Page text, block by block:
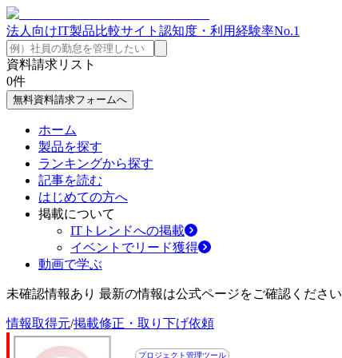
法人向けIT製品比較サイト 認知度・利用経験率No.1
資料請求リスト
0件
無料資料請求フォームへ
ホーム
製品を探す
ランキングから探す
記事を読む
はじめての方へ
掲載について
ITトレンドへの掲載
イベントでリード獲得
動画で学ぶ
未確認情報あり 最新の情報は公式ページをご確認ください
情報取得元/掲載修正・取り下げ依頼
プロジェクト管理ツール